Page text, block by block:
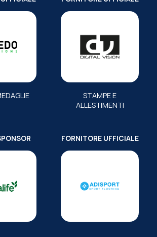
STAMPE E
ALLESTIMENTI
FORNITORE UFFICIALE